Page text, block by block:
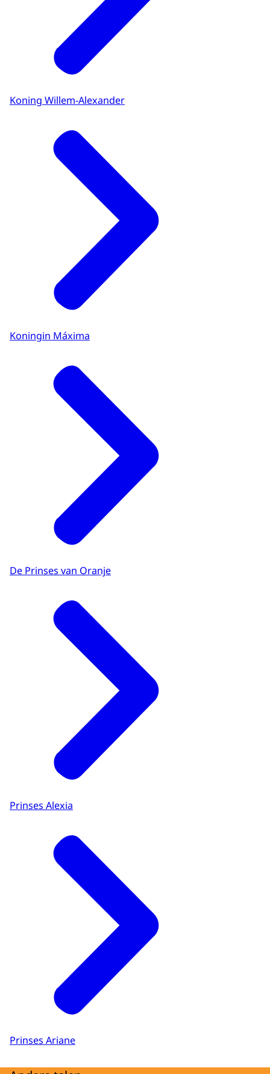
Koning Willem-Alexander
Koningin Máxima
De Prinses van Oranje
Prinses Alexia
Prinses Ariane